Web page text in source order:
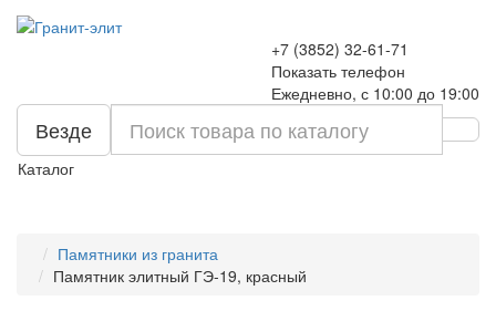
+7 (3852) 32-61-71
Показать телефон
Ежедневно, с 10:00 до 19:00
Везде
Каталог
Памятники из гранита
Памятник элитный ГЭ-19, красный